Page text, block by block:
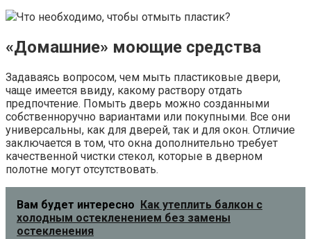
Что необходимо, чтобы отмыть пластик?
«Домашние» моющие средства
Задаваясь вопросом, чем мыть пластиковые двери,
чаще имеется ввиду, какому раствору отдать
предпочтение. Помыть дверь можно созданными
собственноручно вариантами или покупными. Все они
универсальны, как для дверей, так и для окон. Отличие
заключается в том, что окна дополнительно требует
качественной чистки стекол, которые в дверном
полотне могут отсутствовать.
Вам будет интересно Как утеплить балкон с
холодным остекленением без замены
остекленения